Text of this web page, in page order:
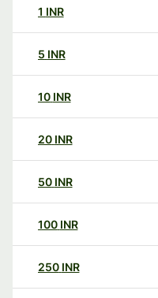
1 INR
5 INR
10 INR
20 INR
50 INR
100 INR
250 INR